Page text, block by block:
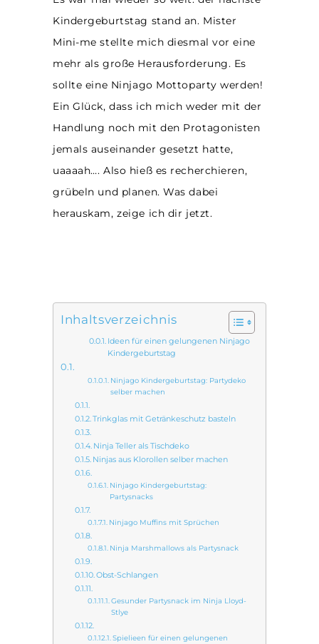
Kindergeburtstag stand an. Mister
Mini-me stellte mich diesmal vor eine
mehr als große Herausforderung. Es
sollte eine Ninjago Mottoparty werden!
Ein Glück, dass ich mich weder mit der
Handlung noch mit den Protagonisten
jemals auseinander gesetzt hatte,
uaaaah…. Also hieß es recherchieren,
grübeln und planen. Was dabei
herauskam, zeige ich dir jetzt.
Inhaltsverzeichnis
Ideen für einen gelungenen Ninjago
Kindergeburtstag
Ninjago Kindergeburtstag: Partydeko
selber machen
Trinkglas mit Getränkeschutz basteln
Ninja Teller als Tischdeko
Ninjas aus Klorollen selber machen
Ninjago Kindergeburtstag:
Partysnacks
Ninjago Muffins mit Sprüchen
Ninja Marshmallows als Partysnack
Obst-Schlangen
Gesunder Partysnack im Ninja Lloyd-
Stlye
Spielieen für einen gelungenen